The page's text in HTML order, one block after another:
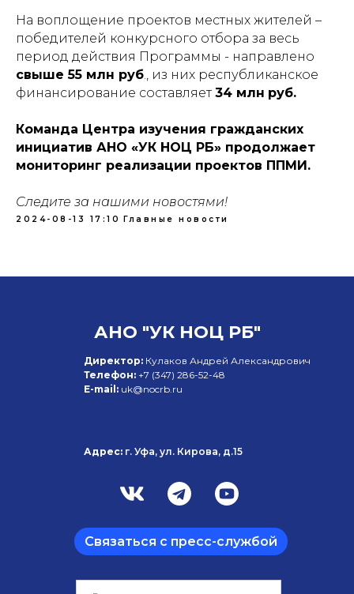
На воплощение проектов местных жителей –
победителей конкурсного отбора за весь
период действия Программы - направлено
свыше 55 млн руб., из них республиканское
финансирование составляет34 млн руб.
Команда Центра изучения гражданских
инициатив АНО «УК НОЦ РБ» продолжает
мониторинг реализации проектов ППМИ.
Следите за нашими новостями!
2024-08-13 17:10 Главные новости
АНО "УК НОЦ РБ"
Директор: Кулаков Андрей Александрович
Телефон: +7 (347) 286-52-48
E-mail: uk@nocrb.ru
Адрес: г. Уфа, ул. Кирова, д.15
Связаться с пресс-службой